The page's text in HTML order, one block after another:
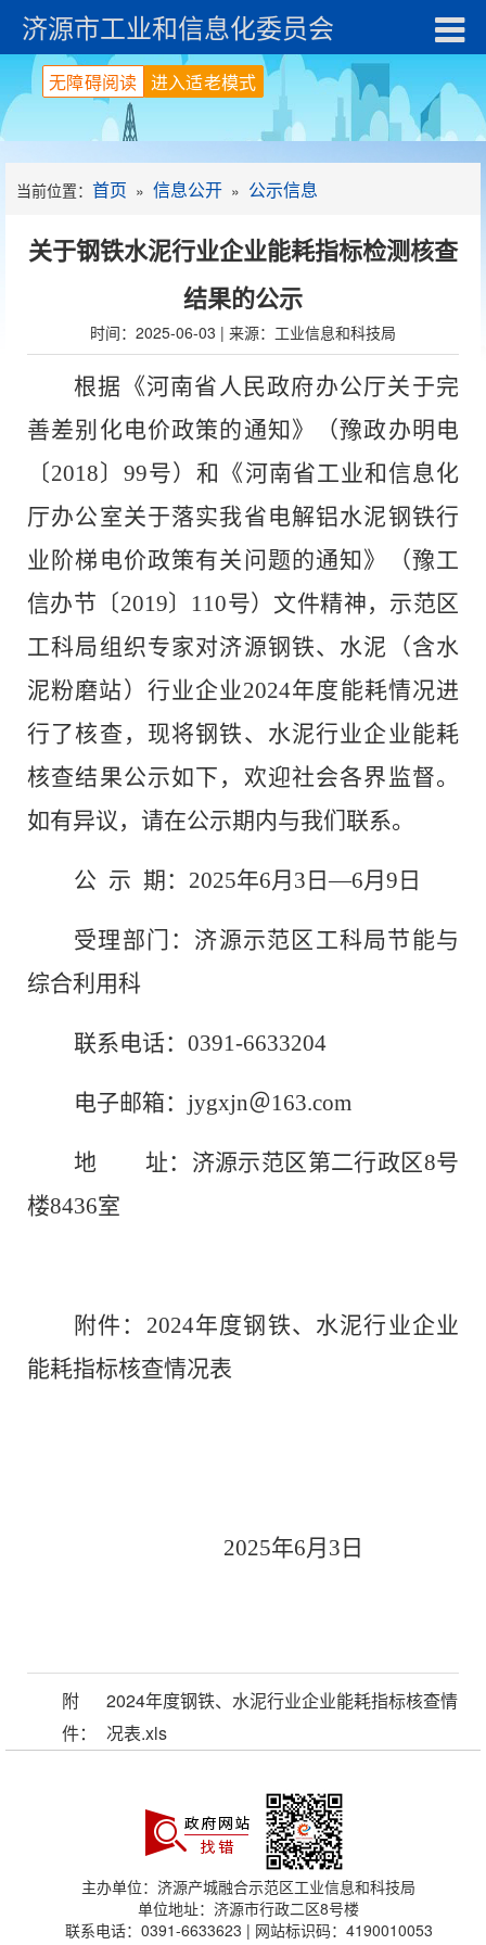
济源市工业和信息化委员会
当前位置： 首页 » 信息公开 » 公示信息
关于钢铁水泥行业企业能耗指标检测核查
结果的公示
时间：2025-06-03 | 来源：工业信息和科技局
根据《河南省人民政府办公厅关于完
善差别化电价政策的通知》（豫政办明电
〔2018〕99号）和《河南省工业和信息化
厅办公室关于落实我省电解铝水泥钢铁行
业阶梯电价政策有关问题的通知》（豫工
信办节〔2019〕 110号）文件精神，示范区
工科局组织专家对济源钢铁、水泥（含水
泥粉磨站）行业企业2024年度能耗情况进
行了核查，现将钢铁、水泥行业企业能耗
核查结果公示如下，欢迎社会各界监督。
如有异议，请在公示期内与我们联系。
公 示 期： 2025年6月 3 日—6月 9 日
受理部门：济源示范区工科局节能与
综合利用科
联系电话： 0391-6633204
电子邮箱： jygxjn＠163.com
地 址：济源示范区第二行政区8号
楼8436室
附件： 2024年度钢铁、水泥行业企业
能耗指标核查情况表
2025年6月 3 日
附
件：
2024年度钢铁、水泥行业企业能耗指标核查情
况表.xls
主办单位：济源产城融合示范区工业信息和科技局
单位地址：济源市行政二区8号楼
联系电话：0391-6633623 | 网站标识码：4190010053
进入适老模式
无障碍阅读